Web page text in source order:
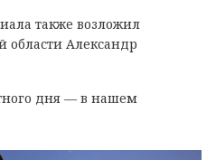
также возложил
области Александр
дня — в нашем